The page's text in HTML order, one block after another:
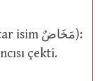
çekti.